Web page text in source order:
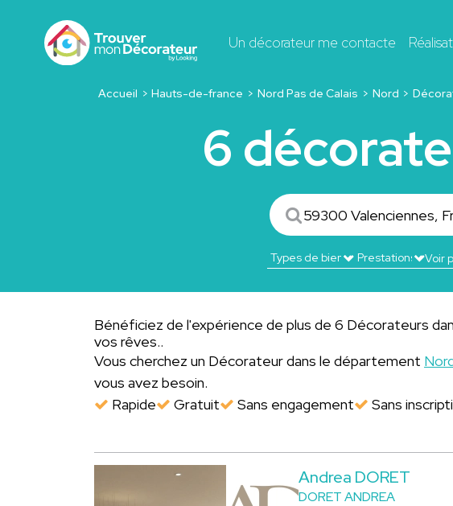
Un décorateur me contacte
Accueil Hauts-de-france Nord Pas de Calais Nord
6
Voir
Bénéficiez de l'expérience de plus de 6 Décorateurs
vos rêves..
Vous cherchez un Décorateur dans le département
vous avez besoin.
Rapide
Gratuit Sans engagement Sans
Andrea DORET
DORET ANDREA